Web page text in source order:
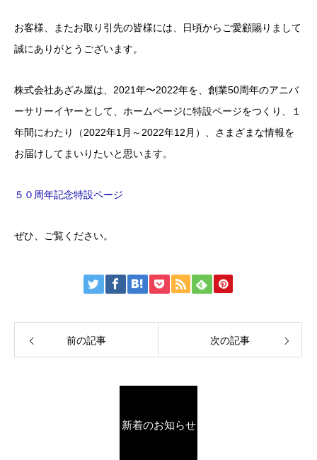
お客様、またお取り引先の皆様には、日頃からご愛顧賜りまして
誠にありがとうございます。
株式会社あざみ屋は、2021年〜2022年を、創業50周年のアニバ
ーサリーイヤーとして、ホームページに特設ページをつくり、１
年間にわたり（2022年1月～2022年12月）、さまざまな情報を
お届けしてまいりたいと思います。
５０周年記念特設ページ
ぜひ、ご覧ください。
前の記事 次の記事
新着のお知らせ